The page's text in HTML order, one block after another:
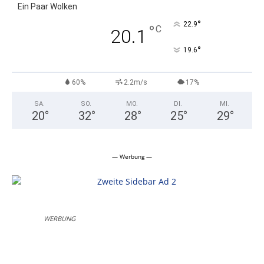
Ein Paar Wolken
20.1 °C 22.9°
19.6°
60% 2.2m/s 17%
SA.
20°
SO.
32°
MO.
28°
DI.
25°
MI.
29°
— Werbung —
WERBUNG